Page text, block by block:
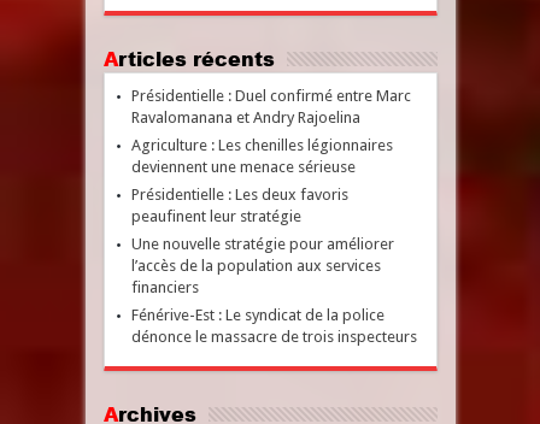
Articles récents
Présidentielle : Duel confirmé entre Marc
Ravalomanana et Andry Rajoelina
Agriculture : Les chenilles légionnaires
deviennent une menace sérieuse
Présidentielle : Les deux favoris
peaufinent leur stratégie
Une nouvelle stratégie pour améliorer
l’accès de la population aux services
financiers
Fénérive-Est : Le syndicat de la police
dénonce le massacre de trois inspecteurs
Archives